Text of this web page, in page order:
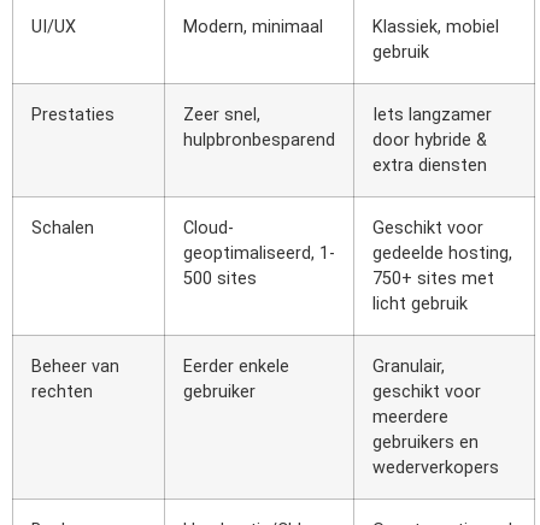
UI/UX Modern, minimaal
Klassiek, mobiel
gebruik
Prestaties
Zeer snel,
hulpbronbesparend
Iets langzamer
door hybride &
extra diensten
Schalen
Cloud-
geoptimaliseerd, 1-
500 sites
Geschikt voor
gedeelde hosting,
750+ sites met
licht gebruik
Beheer van
rechten
Eerder enkele
gebruiker
Granulair,
geschikt voor
meerdere
gebruikers en
wederverkopers